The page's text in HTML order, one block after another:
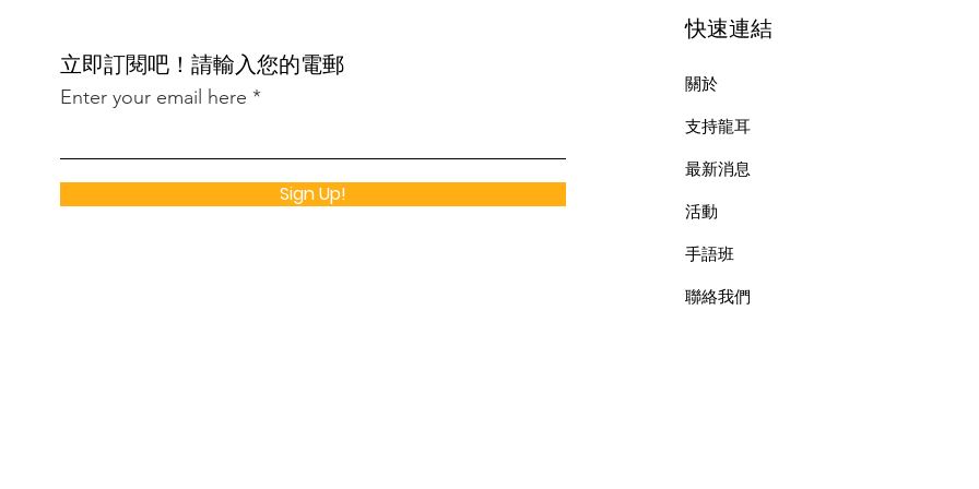
​立即訂閱吧！請輸入您的電郵
Enter your email here
Sign Up!
快速連結
關於
支持龍耳
最新消息
​活動
手語班
​聯絡我們